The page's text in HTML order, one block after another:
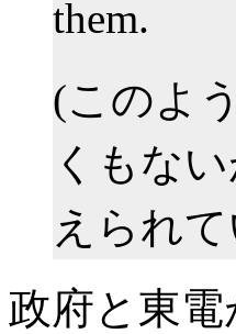
them.
(このよ
くもな
えられ
政府と東